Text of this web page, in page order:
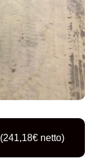
(241,18€ netto)